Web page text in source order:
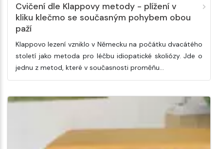
Cvičení dle Klappovy metody - plížení v
kliku klečmo se současným pohybem obou
paží
Klappovo lezení vzniklo v Německu na počátku dvacátého
století jako metoda pro léčbu idiopatické skoliózy. Jde o
jednu z metod, které v současnosti proměňu…